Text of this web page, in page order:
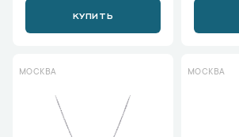
КУПИТЬ
МОСКВА МОСКВА